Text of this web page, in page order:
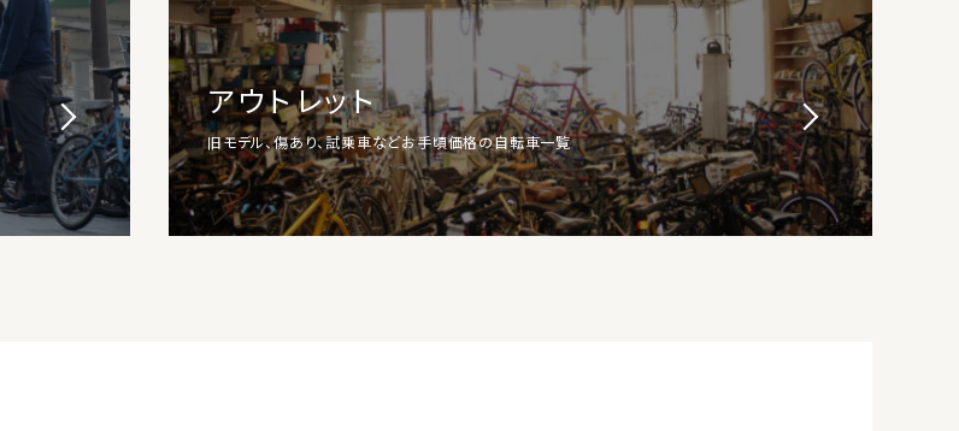
アウトレット
旧モデル、傷あり、試乗車などお手頃価格の自転車一覧